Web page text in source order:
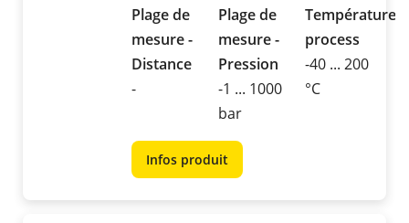
Plage de
mesure -
Distance
-
Plage de
mesure -
Pression
-1 ... 1000
bar
Température
process
-40 ... 200
°C
Infos produit